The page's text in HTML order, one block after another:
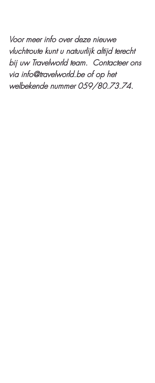
Voor meer info over deze nieuwe
vluchtroute kunt u natuurlijk altijd terecht
bij uw Travelworld team.  Contacteer ons
via info@travelworld.be of op het
welbekende nummer 059/80.73.74.